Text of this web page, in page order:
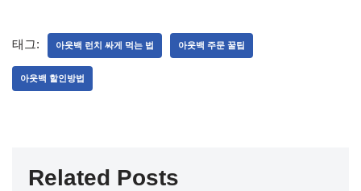
태그: 아웃백 런치 싸게 먹는 법 아웃백 주문 꿀팁
아웃백 할인방법
Related Posts